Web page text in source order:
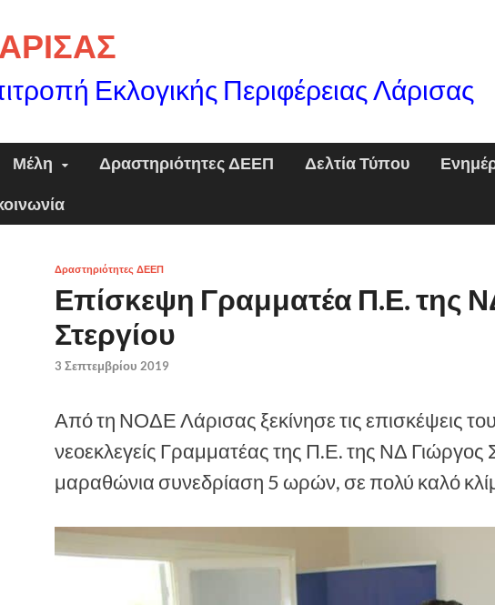
Εκλογικής Περιφέρειας Λάρισας
Μέλη Δραστηριότητες ΔΕΕΠ Δελτία Τύπου
Δραστηριότητες ΔΕΕΠ
Επίσκεψη Γραμματέα Π.Ε. της
Στεργίου
3 Σεπτεμβρίου 2019
Από τη ΝΟΔΕ Λάρισας ξεκίνησε τις επισκέψεις
νεοεκλεγείς Γραμματέας της Π.Ε. της ΝΔ Γιώργος
μαραθώνια συνεδρίαση 5 ωρών, σε πολύ καλό